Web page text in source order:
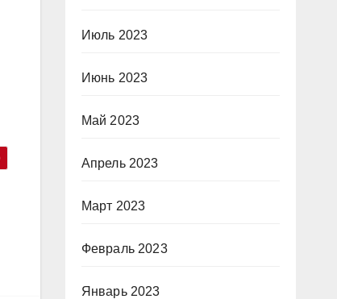
Июль 2023
Июнь 2023
Май 2023
Апрель 2023
Март 2023
Февраль 2023
Январь 2023